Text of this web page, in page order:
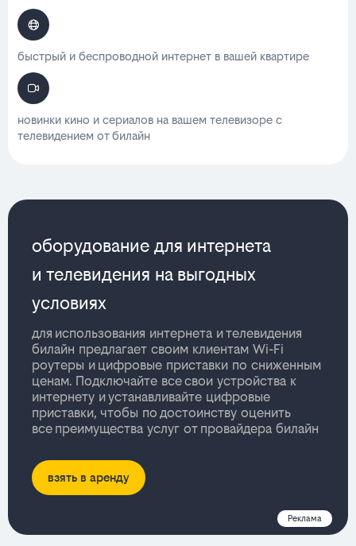
быстрый и беспроводной интернет в вашей квартире
новинки кино и сериалов на вашем телевизоре с
телевидением от билайн
оборудование для интернета
и телевидения на выгодных
условиях
для использования интернета и телевидения
билайн предлагает своим клиентам Wi-Fi
роутеры и цифровые приставки по сниженным
ценам. Подключайте все свои устройства к
интернету и устанавливайте цифровые
приставки, чтобы по достоинству оценить
все преимущества услуг от провайдера билайн
взять в аренду
Реклама